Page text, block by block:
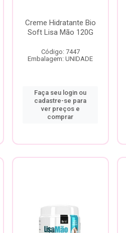
Creme Hidratante Bio
Soft Lisa Mão 120G
Código: 7447
Embalagem: UNIDADE
Faça seu login ou
cadastre-se para
ver preços e
comprar